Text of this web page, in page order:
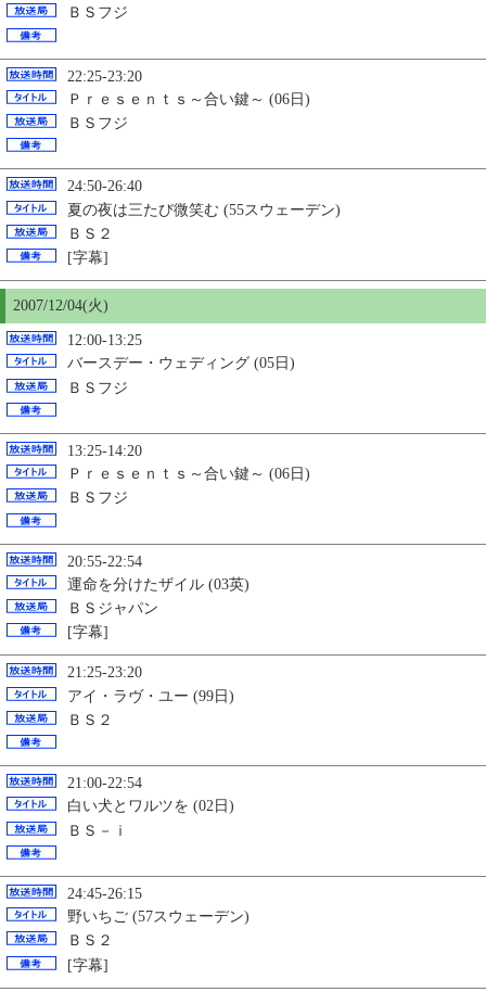
ＢＳフジ
22:25-23:20
Ｐｒｅｓｅｎｔｓ～合い鍵～ (06日)
ＢＳフジ
24:50-26:40
夏の夜は三たび微笑む (55スウェーデン)
ＢＳ２
[字幕]
2007/12/04(火)
12:00-13:25
バースデー・ウェディング (05日)
ＢＳフジ
13:25-14:20
Ｐｒｅｓｅｎｔｓ～合い鍵～ (06日)
ＢＳフジ
20:55-22:54
運命を分けたザイル (03英)
ＢＳジャパン
[字幕]
21:25-23:20
アイ・ラヴ・ユー (99日)
ＢＳ２
21:00-22:54
白い犬とワルツを (02日)
ＢＳ－ｉ
24:45-26:15
野いちご (57スウェーデン)
ＢＳ２
[字幕]